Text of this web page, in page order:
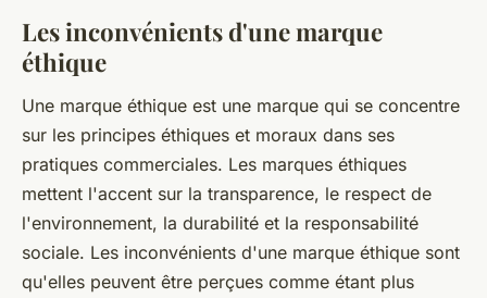
Les inconvénients d'une marque
éthique
Une marque éthique est une marque qui se concentre
sur les principes éthiques et moraux dans ses
pratiques commerciales. Les marques éthiques
mettent l'accent sur la transparence, le respect de
l'environnement, la durabilité et la responsabilité
sociale. Les inconvénients d'une marque éthique sont
qu'elles peuvent être perçues comme étant plus